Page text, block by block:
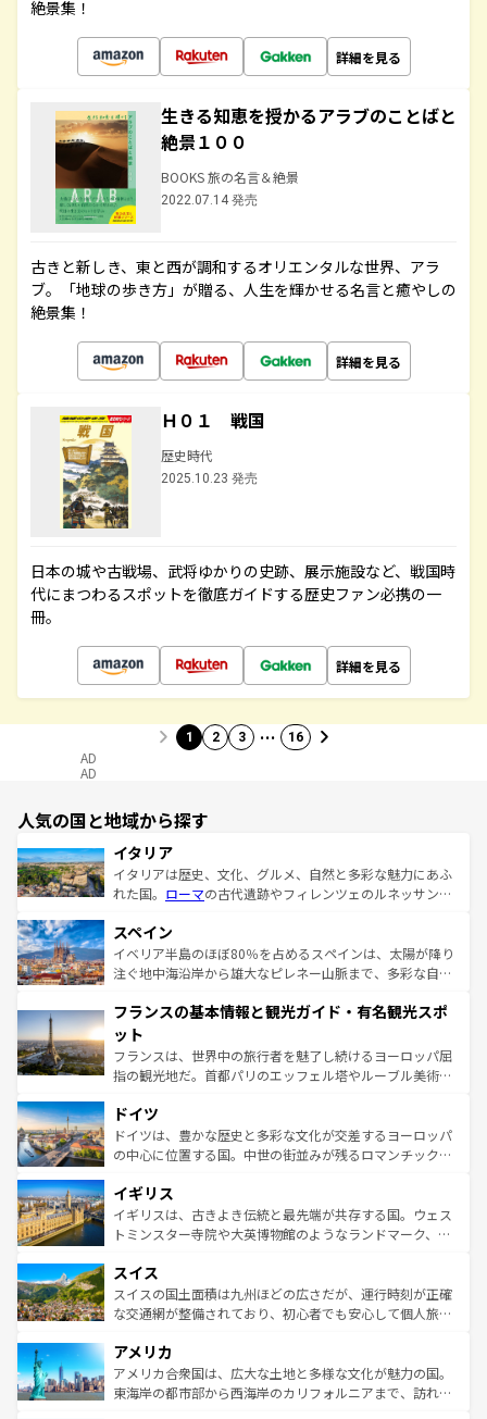
絶景集！
詳細を見る
生きる知恵を授かるアラブのことばと
絶景１００
BOOKS 旅の名言＆絶景
2022.07.14 発売
古きと新しき、東と西が調和するオリエンタルな世界、アラ
ブ。「地球の歩き方」が贈る、人生を輝かせる名言と癒やしの
絶景集！
詳細を見る
Ｈ０１ 戦国
歴史時代
2025.10.23 発売
日本の城や古戦場、武将ゆかりの史跡、展示施設など、戦国時
代にまつわるスポットを徹底ガイドする歴史ファン必携の一
冊。
詳細を見る
1 2 3 … 16
AD
AD
人気の国と地域から探す
イタリア
イタリアは歴史、文化、グルメ、自然と多彩な魅力にあふ
れた国。 ローマの古代遺跡やフィレンツェのルネッサンス
ろん、トスカーナの美しい田園風景やアマルフィ海岸の絶
景など、自然景観も見逃せない。観光の合間には、本場の
ピザやパスタなど、絶品のイタリア料理を堪能することも
ませてくれるイタリアで、忘れられない旅をしてみよう！
なお、新着のイタリア情報は
しい。
スペイン
イベリア半島のほぼ80％を占めるスペインは、太陽が降り
注ぐ地中海沿岸から雄大なピレネー山脈まで、多彩な自然
文化が根付くこの国では、情熱的なフラメンコ、熱気あふ
れる闘牛、そして美味しいタパスが生活の一部となってい
る。首都マドリードの洗練された雰囲気や、バルセロナの
アートに溢れた街角から、地方では古代ローマ遺跡や中世
せる。地方によって風土や気候が異なるスペインはその個
性で訪れる人を魅了する。 なお、新着のスペイン情報は コ
ンテンツ一覧を参照してほしい。
フランスの基本情報と観光ガイド・有名観光スポ
ット
フランスは、世界中の旅行者を魅了し続けるヨーロッパ屈
指の観光地だ。首都パリのエッフェル塔やルーブル美術館
で、幅広い魅力が詰まっている。華麗な宮殿、歴史的な大
聖堂、美しいビーチ、そして豊かな自然が、訪れる者を心
から魅了する。また、フランスは美食の国としても知ら
いる。シャンパンの発祥地であるランス、プロヴァンスの
香り高いラベンダー畑など、多彩な楽しみ方が可能だ。さ
らに、パリ以外の地域にも魅力が溢れており、どの街角に
れる地方に足を運ぶとそれぞれで全く異なる文化を体験で
きるだろう。 なお、新着のフランス情報はコンテンツ一覧
を参照してほしい。
ドイツ
ドイツは、豊かな歴史と多彩な文化が交差するヨーロッパ
の中心に位置する国。中世の街並みが残るロマンチック街
顔を持つこの国は、どこを歩いても飽きることがない。ベ
ルリンの文化的活気、バイエルン州のアルプスの絶景、そ
してライン川沿いのワイン畑といった風景は必見。ビール
は、お酒好きな人にはぜひ体験してほしい。 なお、新着の
ドイツ情報はコンテンツ一覧を参照してほしい。
イギリス
イギリスは、古きよき伝統と最先端が共存する国。ウェス
トミンスター寺院や大英博物館のようなランドマーク、歴
リアごとに異なる魅力がある。また、優雅なアフタヌーン
ティー、ビール好きにはたまらない英国パブ、サッカー観
戦など、本場だからこそできる体験も豊富。イギリスを旅
ンツ一覧を参照してほしい。
スイス
スイスの国土面積は九州ほどの広さだが、運行時刻が正確
な交通網が整備されており、初心者でも安心して個人旅行
の建物がそのまま残る町や、スイスならではのユニークな
博物館もあり、アルプス観光だけでなく町歩きも満喫する
ことができる。国民の所得が高いため物価も高いが、旅行
アメリカ
アメリカ合衆国は、広大な土地と多様な文化が魅力の国。
東海岸の都市部から西海岸のカリフォルニアまで、訪れる